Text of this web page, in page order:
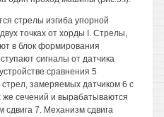
стрелы изгиба упорной
точках от хорды I. Стрелы,
в блок формирования
сигналы от датчика
сравнения 5
замеряемых датчиком 6 с
сечений и вырабатываются
7. Механизм сдвига